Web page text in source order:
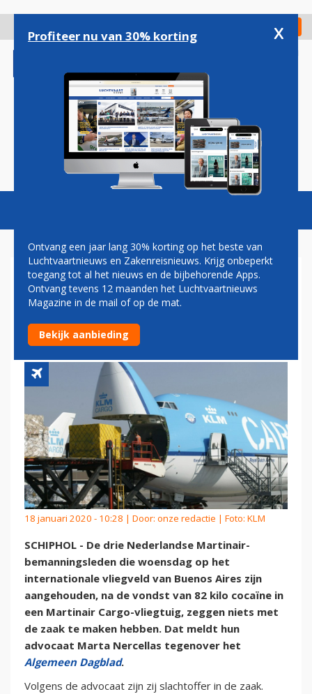
gaan
Check in
Magazine Podcasts Vacatures
'NEDERLANDSE PILOTEN
NIET BETROKKEN BIJ
SMOKKEL COCAÏNE'
18 januari 2020 - 10:28 | Door: onze redactie | Foto: KLM
SCHIPHOL - De drie Nederlandse Martinair-
bemanningsleden die woensdag op het
internationale vliegveld van Buenos Aires zijn
aangehouden, na de vondst van 82 kilo cocaïne in
een Martinair Cargo-vliegtuig, zeggen niets met
de zaak te maken hebben. Dat meldt hun
advocaat Marta Nercellas tegenover het
Algemeen Dagblad.
Volgens de advocaat zijn zij slachtoffer in de zaak.
Profiteer nu van 30% korting x
Ontvang een jaar lang 30% korting op het beste van
Luchtvaartnieuws en Zakenreisnieuws. Krijg onbeperkt
toegang tot al het nieuws en de bijbehorende Apps.
Ontvang tevens 12 maanden het Luchtvaartnieuws
Magazine in de mail of op de mat.
Bekijk aanbieding